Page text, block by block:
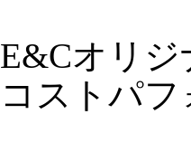
E&Cオリ
コストパ